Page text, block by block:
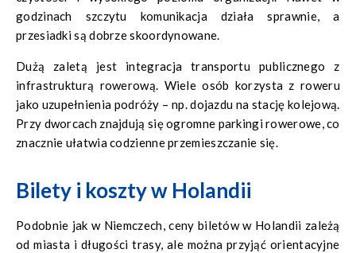
godzinach szczytu komunikacja działa sprawnie, a
przesiadki są dobrze skoordynowane.
Dużą zaletą jest integracja transportu publicznego z
infrastrukturą rowerową. Wiele osób korzysta z roweru
jako uzupełnienia podróży – np. dojazdu na stację kolejową.
Przy dworcach znajdują się ogromne parkingi rowerowe, co
znacznie ułatwia codzienne przemieszczanie się.
Bilety i koszty w Holandii
Podobnie jak w Niemczech, ceny biletów w Holandii zależą
od miasta i długości trasy, ale można przyjąć orientacyjne